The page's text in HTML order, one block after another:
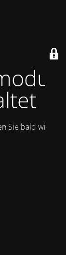
Sie bald wieder.